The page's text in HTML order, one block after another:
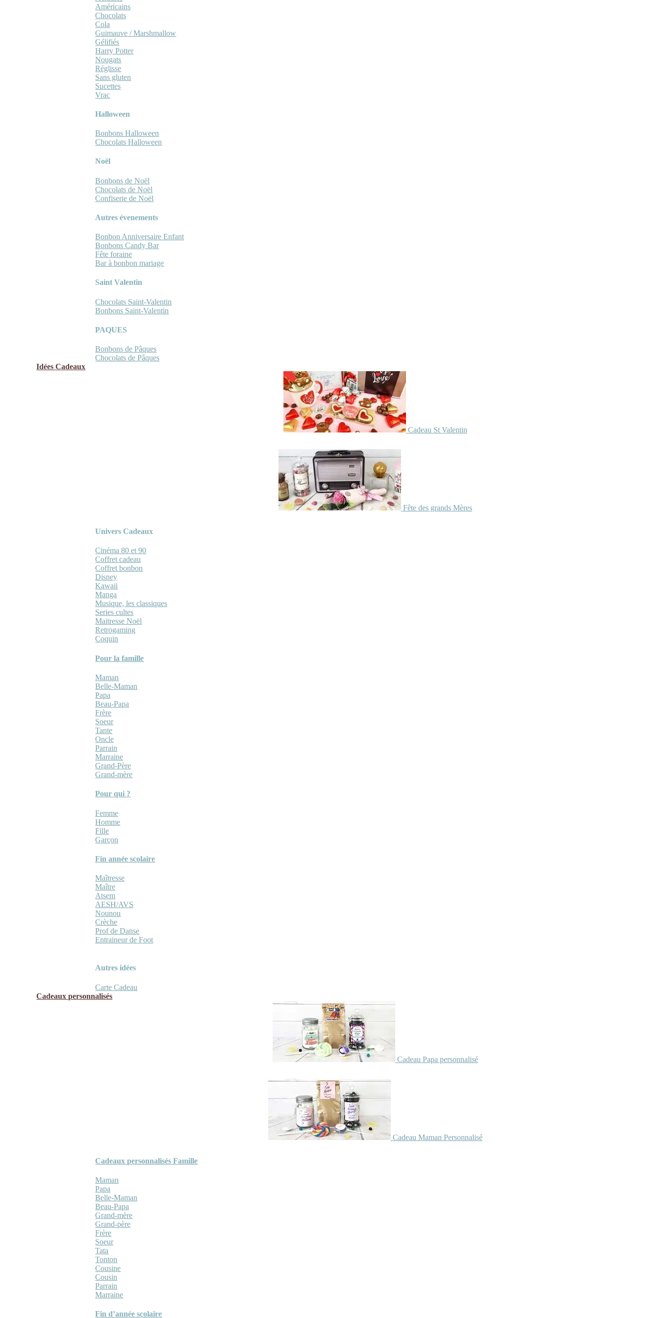
Américains
Chocolats
Cola
Guimauve / Marshmallow
Gélifiés
Harry Potter
Nougats
Réglisse
Sans gluten
Sucettes
Vrac
Halloween
Bonbons Halloween
Chocolats Halloween
Noël
Bonbons de Noël
Chocolats de Noël
Confiserie de Noël
Autres évenements
Bonbon Anniversaire Enfant
Bonbons Candy Bar
Fête foraine
Bar à bonbon mariage
Saint Valentin
Chocolats Saint-Valentin
Bonbons Saint-Valentin
PAQUES
Bonbons de Pâques
Chocolats de Pâques
Idées Cadeaux
Cadeau St Valentin
Fête des grands Mères
Univers Cadeaux
Cinéma 80 et 90
Coffret cadeau
Coffret bonbon
Disney
Kawaii
Manga
Musique, les classiques
Series cultes
Maitresse Noël
Retrogaming
Coquin
Pour la famille
Maman
Belle-Maman
Papa
Beau-Papa
Frère
Soeur
Tante
Oncle
Parrain
Marraine
Grand-Père
Grand-mère
Pour qui ?
Femme
Homme
Fille
Garçon
Fin année scolaire
Maîtresse
Maître
Atsem
AESH/AVS
Nounou
Crèche
Prof de Danse
Entraineur de Foot
Autres idées
Carte Cadeau
Cadeaux personnalisés
Cadeau Papa personnalisé
Cadeau Maman Personnalisé
Cadeaux personnalisés Famille
Maman
Papa
Belle-Maman
Beau-Papa
Grand-mère
Grand-père
Frère
Soeur
Tata
Tonton
Cousine
Cousin
Parrain
Marraine
Fin d’année scolaire